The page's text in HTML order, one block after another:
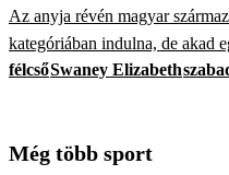
Az anyja révén magyar
kategóriában indulna, de akad
félcsőSwaney Elizabeth
Még több sport